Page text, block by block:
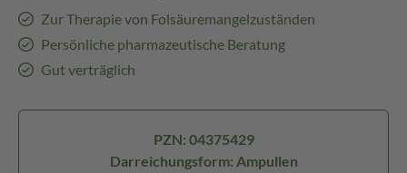
Zur Therapie von Folsäuremangelzuständen
Persönliche pharmazeutische Beratung
Gut verträglich
PZN: 04375429
Darreichungsform: Ampullen